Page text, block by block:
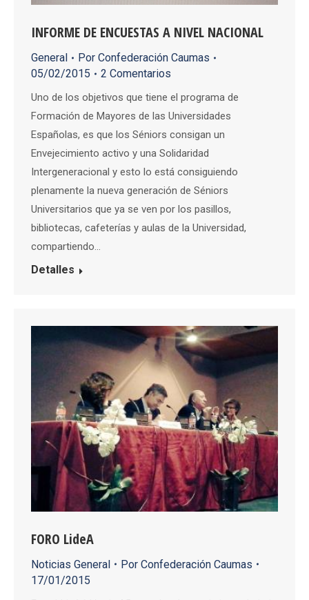
INFORME DE ENCUESTAS A NIVEL NACIONAL
General Por Confederación Caumas
05/02/2015
2 Comentarios
Uno de los objetivos que tiene el programa de
Formación de Mayores de las Universidades
Españolas, es que los Séniors consigan un
Envejecimiento activo y una Solidaridad
Intergeneracional y esto lo está consiguiendo
plenamente la nueva generación de Séniors
Universitarios que ya se ven por los pasillos,
bibliotecas, cafeterías y aulas de la Universidad,
compartiendo…
Detalles
FORO LideA
Noticias General Por Confederación Caumas
17/01/2015